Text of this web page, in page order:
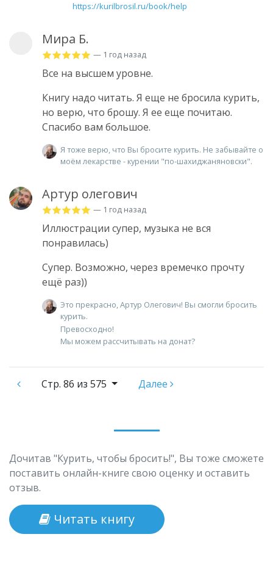
https://kurilbrosil.ru/book/help
Мира Б.
— 1 год назад
Все на высшем уровне.
Книгу надо читать. Я еще не бросила курить,
но верю, что брошу. Я ее еще почитаю.
Спасибо вам большое.
Я тоже верю, что Вы бросите курить. Не забывайте о
моём лекарстве - курении "по-шахиджаняновски".
Артур олегович
— 1 год назад
Иллюстрации супер, музыка не вся
понравилась)
Супер. Возможно, через времечко прочту
ещё раз))
Это прекрасно, Артур Олегович! Вы смогли бросить
курить.
Превосходно!
Мы можем рассчитывать на донат?
Стр. 86 из 575 Далее
Дочитав "Курить, чтобы бросить!", Вы тоже сможете
поставить онлайн-книге свою оценку и оставить
отзыв.
Читать книгу